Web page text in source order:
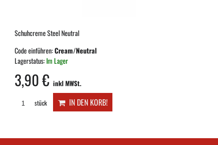
Schuhcreme Steel Neutral
Code einführen:Cream/Neutral
Lagerstatus:Im Lager
3,90 € inkl MWSt.
stück IN DEN KORB!